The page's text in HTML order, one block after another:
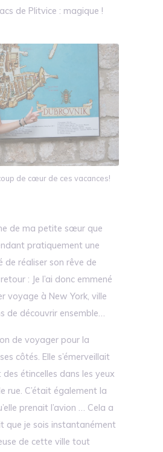
de Plitvice : magique !
de cœur de ces vacances!
de ma petite sœur que
pratiquement une
de réaliser son rêve de
: Je l’ai donc emmené
voyage à New York, ville
de découvrir ensemble…
de voyager pour la
côtés. Elle s’émerveillait
étincelles dans les yeux
rue. C’était également la
prenait l’avion … Cela a
que je sois instantanément
de cette ville tout